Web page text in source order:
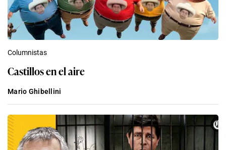
Columnistas
Castillos en el aire
Mario Ghibellini